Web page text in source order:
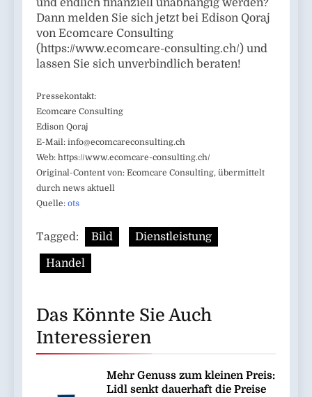
und endlich finanziell unabhängig werden?
Dann melden Sie sich jetzt bei Edison Qoraj
von Ecomcare Consulting
(https://www.ecomcare-consulting.ch/) und
lassen Sie sich unverbindlich beraten!
Pressekontakt:
Ecomcare Consulting
Edison Qoraj
E-Mail: info@ecomcareconsulting.ch
Web: https://www.ecomcare-consulting.ch/
Original-Content von: Ecomcare Consulting, übermittelt
durch news aktuell
Quelle: ots
Tagged: Bild Dienstleistung
Handel
Das Könnte Sie Auch
Interessieren
Mehr Genuss zum kleinen Preis:
Lidl senkt dauerhaft die Preise